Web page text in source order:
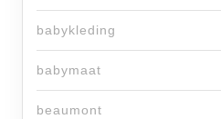
babykleding
babymaat
beaumont